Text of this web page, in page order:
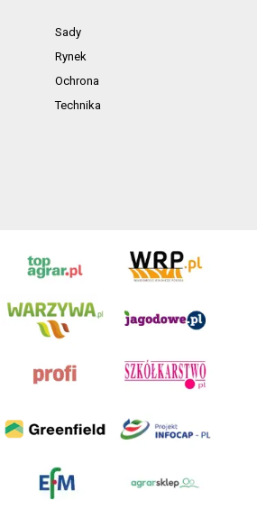
Sady
Rynek
Ochrona
Technika